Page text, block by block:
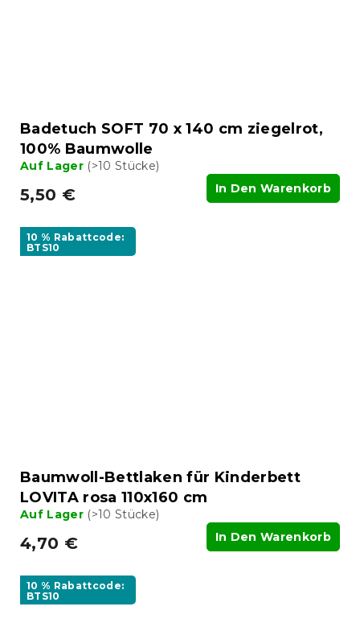
Badetuch SOFT 70 x 140 cm ziegelrot,
100% Baumwolle
Auf Lager (>10 Stücke)
5,50 € In Den Warenkorb
10 % Rabattcode:
BTS10
Baumwoll-Bettlaken für Kinderbett
LOVITA rosa 110x160 cm
Auf Lager (>10 Stücke)
4,70 € In Den Warenkorb
10 % Rabattcode:
BTS10